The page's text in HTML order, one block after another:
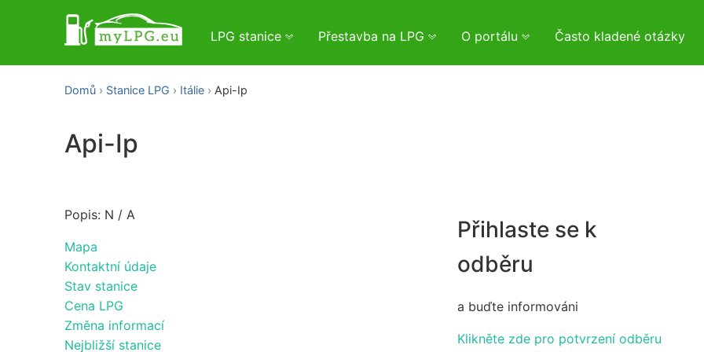
LPG stanice Přestavba na LPG O portálu Často kladené otázky
Domů Stanice LPG Itálie Api-Ip
Api-Ip
Popis: N / A
Mapa
Kontaktní údaje
Stav stanice
Cena LPG
Změna informací
Nejbližší stanice
Přihlaste se k
odběru
a buďte informováni
Klikněte zde pro potvrzení odběru